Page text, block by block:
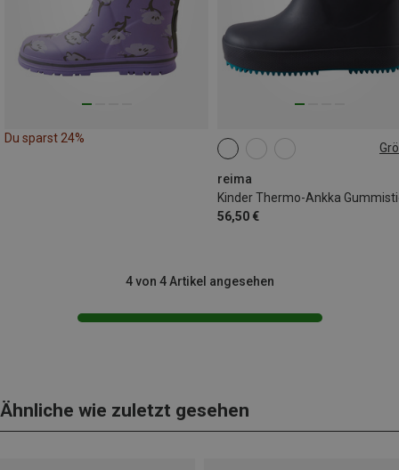
Du sparst 24%
reima
Kinder Thermo-Ankka
56,50 €
4 von 4 Artikel angesehen
Ähnliche wie zuletzt gesehen